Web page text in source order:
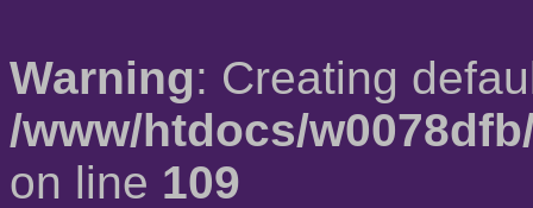
Warning: Creating
/www/htdocs/
on line 109